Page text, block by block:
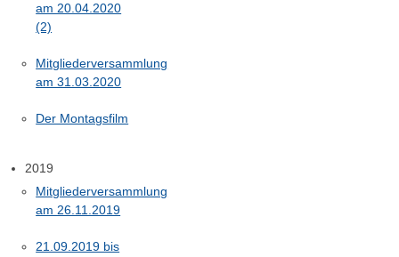
am 20.04.2020
(2)
Mitgliederversammlung
am 31.03.2020
Der Montagsfilm
2019
Mitgliederversammlung
am 26.11.2019
21.09.2019 bis